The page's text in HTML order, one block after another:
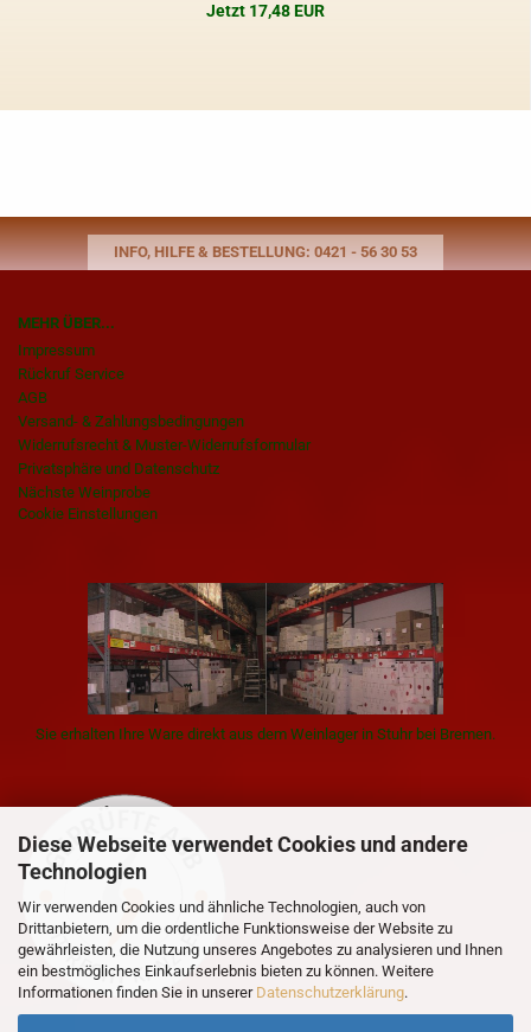
Diese Webseite verwendet Cookies und andere
Technologien
Wir verwenden Cookies und ähnliche Technologien, auch von
Drittanbietern, um die ordentliche Funktionsweise der Website zu
gewährleisten, die Nutzung unseres Angebotes zu analysieren und Ihnen
ein bestmögliches Einkaufserlebnis bieten zu können. Weitere
Informationen finden Sie in unserer Datenschutzerklärung.
Jetzt 17,48 EUR
INFO, HILFE & BESTELLUNG: 0421 - 56 30 53
MEHR ÜBER...
Impressum
Rückruf Service
AGB
Versand- & Zahlungsbedingungen
Widerrufsrecht & Muster-Widerrufsformular
Privatsphäre und Datenschutz
Nächste Weinprobe
Cookie Einstellungen
Sie erhalten Ihre Ware direkt aus dem Weinlager in Stuhr bei Bremen.